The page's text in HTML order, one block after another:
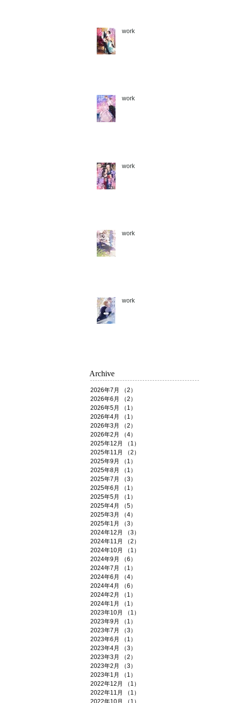
work
work
work
work
work
Archive
2026年7月 （2）
2026年6月
（2）
2026年5月
（1）
2026年4月
（1）
2026年3月
（2）
2026年2月
（4）
2025年12月
（1）
2025年11月
（2）
2025年9月
（1）
2025年8月
（1）
2025年7月
（3）
2025年6月
（1）
2025年5月
（1）
2025年4月
（5）
2025年3月
（4）
2025年1月
（3）
2024年12月
（3）
2024年11月
（2）
2024年10月
（1）
2024年9月
（6）
2024年7月
（1）
2024年6月
（4）
2024年4月
（6）
2024年2月
（1）
2024年1月
（1）
2023年10月
（1）
2023年9月
（1）
2023年7月
（3）
2023年6月
（1）
2023年4月
（3）
2023年3月
（2）
2023年2月
（3）
2023年1月
（1）
2022年12月
（1）
2022年11月
（1）